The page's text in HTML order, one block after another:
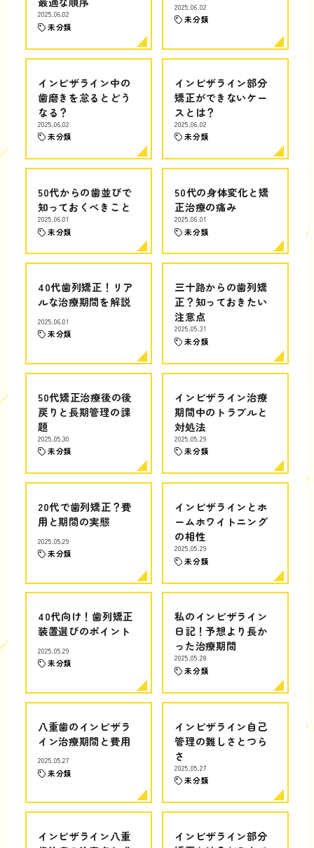
2025.06.02
未分類
2025.06.02
未分類
インビザライン中の
歯磨きを怠るとどう
なる？
2025.06.02
未分類
インビザライン部分
矯正ができないケー
スとは？
2025.06.02
未分類
50代からの歯並びで
知っておくべきこと
2025.06.01
未分類
50代の身体変化と矯
正治療の痛み
2025.06.01
未分類
40代歯列矯正！リア
ルな治療期間を解説
2025.06.01
未分類
三十路からの歯列矯
正？知っておきたい
注意点
2025.05.31
未分類
50代矯正治療後の後
戻りと長期管理の課
題
2025.05.30
未分類
インビザライン治療
期間中のトラブルと
対処法
2025.05.29
未分類
20代で歯列矯正？費
用と期間の実態
2025.05.29
未分類
インビザラインとホ
ームホワイトニング
の相性
2025.05.29
未分類
40代向け！歯列矯正
装置選びのポイント
2025.05.29
未分類
私のインビザライン
日記！予想より長か
った治療期間
2025.05.28
未分類
八重歯のインビザラ
イン治療期間と費用
2025.05.27
未分類
インビザライン自己
管理の難しさとつら
さ
2025.05.27
未分類
インビザライン八重
インビザライン部分